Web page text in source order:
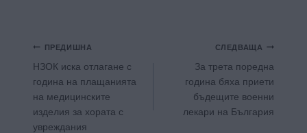
Навигация
ПРЕДИШНА
НЗОК иска отлагане с
година на плащанията
на медицинските
изделия за хората с
увреждания
СЛЕДВАЩА
За трета поредна
година бяха приети
бъдещите военни
лекари на България